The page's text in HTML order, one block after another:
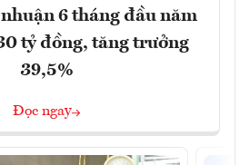
6 tháng đầu năm
tỷ đồng, tăng trưởng
39,5%
Đọc ngay